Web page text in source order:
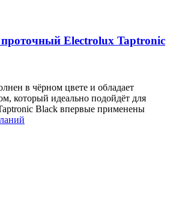
проточный Electrolux Taptronic
в чёрном цвете и обладает
который идеально подойдёт для
Black впервые применены